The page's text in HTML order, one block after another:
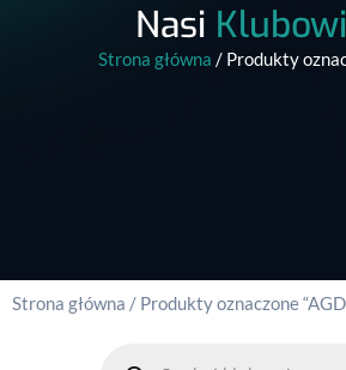
Nasi
Strona główna / Produkty
Strona główna / Produkty oznaczone